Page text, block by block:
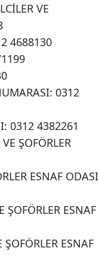
VE
4688130
0312
0312 4382261
ŞOFÖRLER
ESNAF ODASI
ESNAF
ESNAF